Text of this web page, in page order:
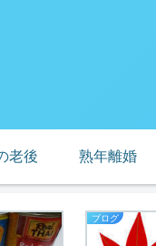
老後 熟年離婚
ブログ